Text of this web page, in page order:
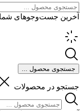
آخرین جست‌وجوهای شما
جستجوی محصول ...
جستجو در محصولات